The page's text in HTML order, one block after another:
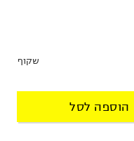
שקוף
הוספה לסל